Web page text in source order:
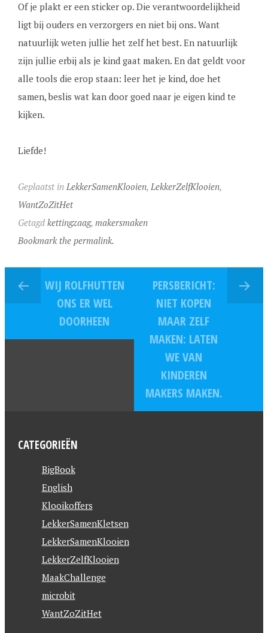
Of je plakt er een sticker op. Die verantwoordelijkheid
ligt bij ouders en verzorgers en niet bij ons. Want
natuurlijk weten jullie het zelf het best. En natuurlijk
zijn jullie erbij als je kind gaat maken. En dat geldt voor
alle tools die erop staan: leer het je kind, doe het
samen, beslis wat kan door goed naar je eigen kind te
kijken.
Liefde!
Geplaatst in LekkerSamenKlooien, LekkerZelfKlooien,
WantZoZitHet
Getagd kettingzaag, makersmaken
Bookmark the permalink.
WIJ ROLFHUTTEN
ONS ER WEL
DOORHEEN
PERSBERICHT:
NIET KOPEN
MAAR ZELF
MAKEN: LATEN
WE VAN
KINDEREN
MAKERS MAKEN.
CATEGORIEËN
BigBook
English
Klooikoffers
LekkerSamenKletsen
LekkerSamenKlooien
LekkerZelfKlooien
MaakChallenge
microbit
WantZoZitHet